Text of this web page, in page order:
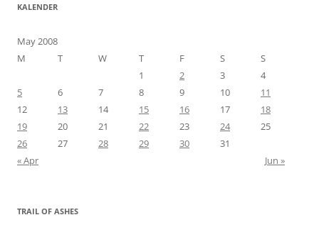
KALENDER
May 2008
M
T W T F S
S
1
2 3
4
5
6 7 8 9 10
11
12
13 14 15 16 17
18
19
20 21 22 23 24
25
26
27 28 29 30
31
« Apr
Jun »
TRAIL OF ASHES